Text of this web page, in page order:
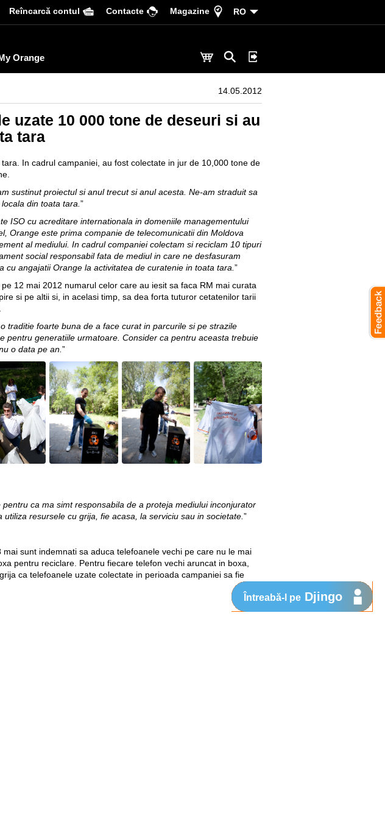
Reîncarcă contul Сontacte Magazine RO
Orange
14.05.2012
uzate 10 000 tone de deseuri si au
tara
In cadrul campaniei, au fost colectate in jur de 10,000 tone de
sustinut proiectul si anul trecut si anul acesta. Ne-am straduit sa
din toata tara. ”
ISO cu acreditare internationala in domeniile managementului
Orange este prima companie de telecomunicatii din Moldova
al mediului. In cadrul companiei colectam si reciclam 10 tipuri
social responsabil fata de mediul in care ne desfasuram
angajatii Orange la activitatea de curatenie in toata tara. ”
12 mai 2012 numarul celor care au iesit sa faca RM mai curata
si pe altii si, in acelasi timp, sa dea forta tuturor cetatenilor tarii
traditie foarte buna de a face curat in parcurile si pe strazile
pentru generatiile urmatoare. Consider ca pentru aceasta trebuie
o data pe an. ”
ca ma simt responsabila de a proteja mediului inconjurator
resursele cu grija, fie acasa, la serviciu sau in societate.”
sunt indemnati sa aduca telefoanele vechi pe care nu le mai
pentru reciclare. Pentru fiecare telefon vechi aruncat in boxa,
ca telefoanele uzate colectate in perioada campaniei sa fie
Întreabă-l pe Djingo